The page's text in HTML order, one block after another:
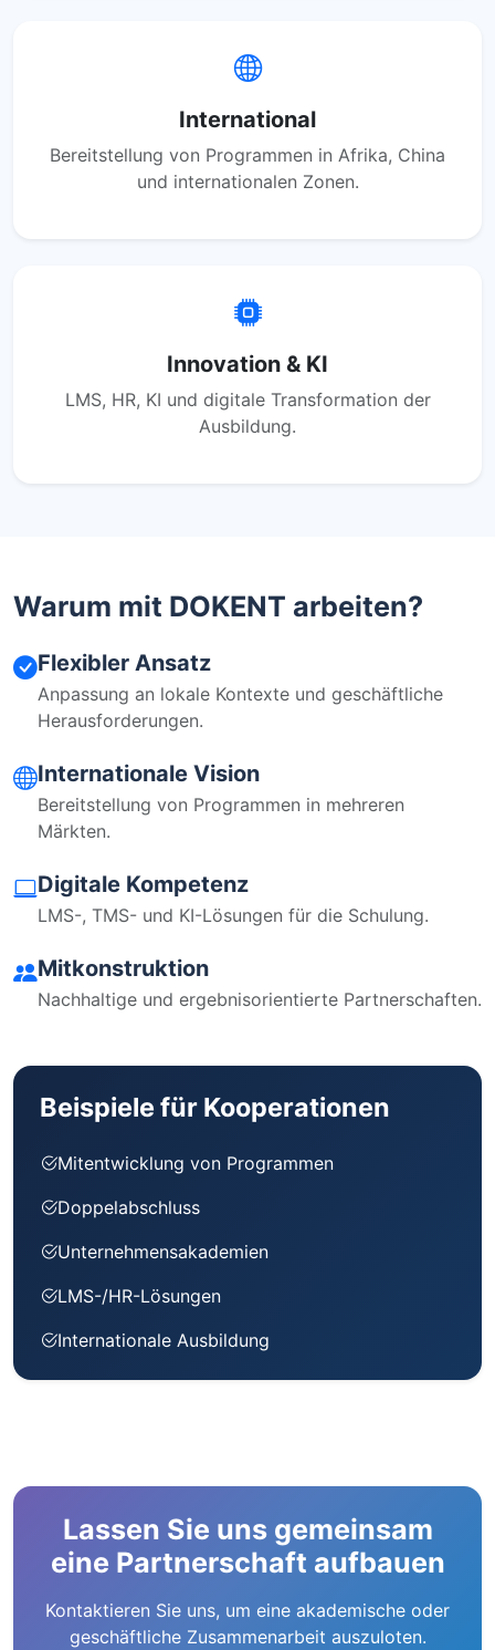
International
Bereitstellung von Programmen in Afrika, China
und internationalen Zonen.
Innovation & KI
LMS, HR, KI und digitale Transformation der
Ausbildung.
Warum mit DOKENT arbeiten?
Flexibler Ansatz
Anpassung an lokale Kontexte und geschäftliche
Herausforderungen.
Internationale Vision
Bereitstellung von Programmen in mehreren
Märkten.
Digitale Kompetenz
LMS-, TMS- und KI-Lösungen für die Schulung.
Mitkonstruktion
Nachhaltige und ergebnisorientierte Partnerschaften.
Beispiele für Kooperationen
Mitentwicklung von Programmen
Doppelabschluss
Unternehmensakademien
LMS-/HR-Lösungen
Internationale Ausbildung
Lassen Sie uns gemeinsam
eine Partnerschaft aufbauen
Kontaktieren Sie uns, um eine akademische oder
geschäftliche Zusammenarbeit auszuloten.